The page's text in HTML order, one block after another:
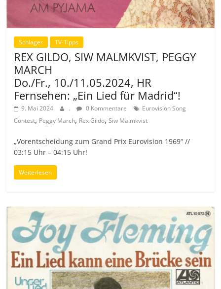
Schlager TV-Tipps
REX GILDO, SIW MALMKVIST, PEGGY
MARCH
Do./Fr., 10./11.05.2024, HR
Fernsehen: „Ein Lied für Madrid“!
9. Mai 2024 . 0 Kommentare
Eurovision Song
Contest, Peggy March, Rex Gildo,Siw Malmkvist
„Vorentscheidung zum Grand Prix Eurovision 1969“ //
03:15 Uhr – 04:15 Uhr!
Weiterlesen